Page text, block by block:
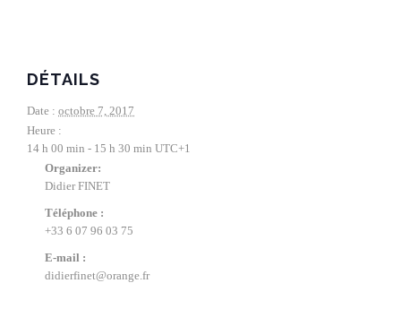
DÉTAILS
Date : octobre 7, 2017
Heure :
14 h 00 min - 15 h 30 min UTC+1
Organizer:
Didier FINET
Téléphone :
+33 6 07 96 03 75
E-mail :
didierfinet@orange.fr